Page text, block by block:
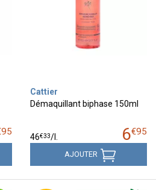
95
Cattier
Démaquillant biphase 150ml
6€95
46€33/
AJOUTER